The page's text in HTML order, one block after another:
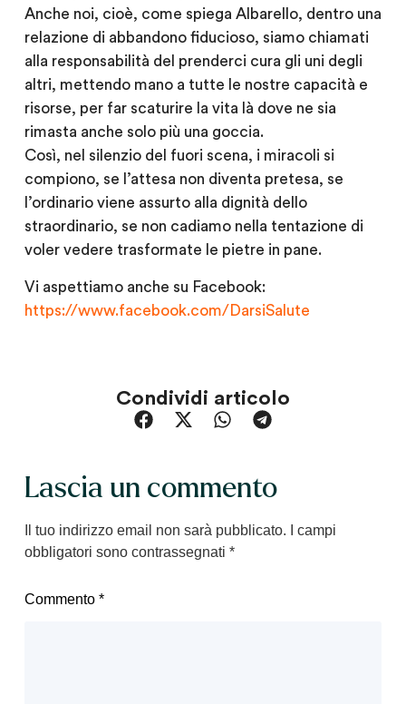
Anche noi, cioè, come spiega Albarello, dentro una
relazione di abbandono fiducioso, siamo chiamati
alla responsabilità del prenderci cura gli uni degli
altri, mettendo mano a tutte le nostre capacità e
risorse, per far scaturire la vita là dove ne sia
rimasta anche solo più una goccia.
Così, nel silenzio del fuori scena, i miracoli si
compiono, se l’attesa non diventa pretesa, se
l’ordinario viene assurto alla dignità dello
straordinario, se non cadiamo nella tentazione di
voler vedere trasformate le pietre in pane.
Vi aspettiamo anche su Facebook:
https://www.facebook.com/DarsiSalute
Condividi articolo
Lascia un commento
Il tuo indirizzo email non sarà pubblicato.
I campi
obbligatori sono contrassegnati *
Commento *